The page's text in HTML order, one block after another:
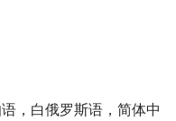
，白俄罗斯语，简体中